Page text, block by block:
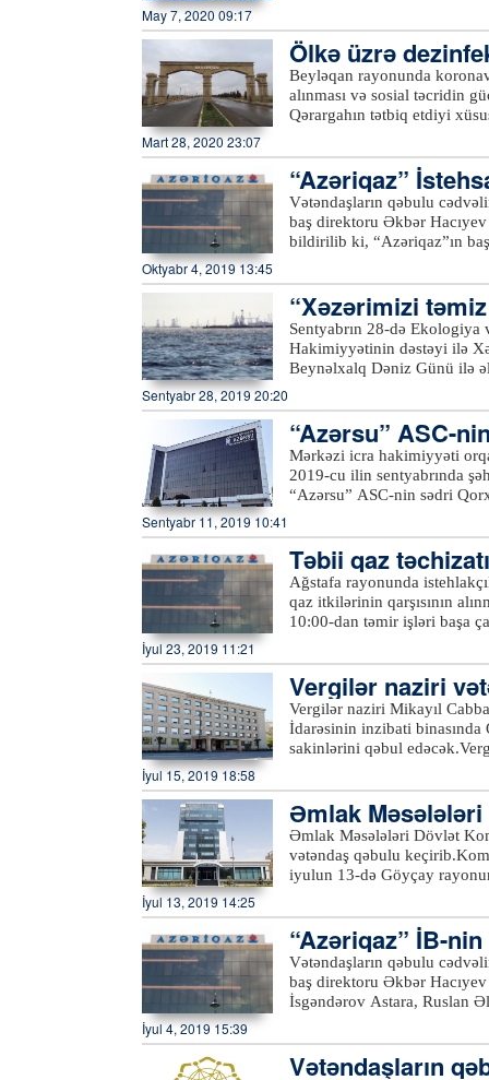
əkin sahələrini əks etdirən
kənd təsərrüfatı bitkilərinin
bitkilərinin məhsuldarlığının
imkanlarını
ilin aprelində “Azersky”
Qafqazda ilk və yeganə
telekommunikasiya peyki
“Azersky” və “Azerspace-
May 7, 2020 09:17
Ölkə üzrə
əndirilib
Beyləqan rayonunda
alınması və sosial təcridin
Qərargahın tətbiq etdiyi
xəbər verir ki, bu məqsədlə
2-3 nəfərdən ibarət qruplar
söhbət edir, karantin
əhalini küçə və
keçdiyi küçələrdə,
obyektlərinin ətrafında,
Mart 28, 2020 23:07
“Azəriqaz”
Vətəndaşların qəbulu
baş direktoru Əkbər
bildirilib ki, “Azəriqaz”ın
dinləyiblər. Qəbula gələn
xətlərinin yerinin
Hər bir vətəndaşın
həlli barədə müvafiq
Oktyabr 4, 2019 13:45
“Xəzərimizi
Sentyabrın 28-də
Hakimiyyətinin dəstəyi ilə
Beynəlxalq Dəniz Günü ilə
tullantılarından
və Təbii Sərvətlər
nazirliyin digər yerli
Şəhər Mənzil-Kommunal
ümumilikdə, 100-dən çox
Sentyabr 28, 2019 20:20
“Azərsu” ASC-
Mərkəzi icra hakimiyyəti
2019-cu ilin sentyabrında
“Azərsu” ASC-nin sədri
sentyabrın 19-da “Azərsu”
Göygöl və Daşkəsən
müavini Etibar Məmmədov
sakinlərini qəbul
Naftalan sukanal
təchizatı və kanalizasiya
“office@azersu.az” elektron
Sentyabr 11, 2019 10:41
Təbii qaz
Ağstafa rayonunda
qaz itkilərinin qarşısının
10:00-dan təmir işləri başa
məqsədilə bir qrup
ki, bu barədə “Azəriqaz”
İyul 23, 2019 11:21
Vergilər naziri
Vergilər naziri Mikayıl
İdarəsinin inzibati binasında
sakinlərini qəbul
10 saylı Ərazi Vergilər
habelə İsmayıllı, Balakən
etməklə, eləcə də Vergilər
keçə bilərlər.xeber100.com
İyul 15, 2019 18:58
Əmlak
b
Əmlak Məsələləri Dövlət
vətəndaş qəbulu
iyulun 13-də Göyçay
struktur bölmə rəhbərlərinin
müraciətlər diqqətlə
müraciətlər nəzarətə
ilə bağlı komitə sədri
komitənin fəaliyyət
göndərilməsi üçün
uçotuna alınması,
İyul 13, 2019 14:25
“Azəriqaz” İB-
dinləyib
Vətəndaşların qəbulu
baş direktoru Əkbər
İsgəndərov Astara, Ruslan
vətəndaşların müraciətlərinə
məntəqələrinin
İyul 4, 2019 15:39
Vətəndaşların